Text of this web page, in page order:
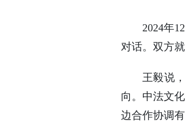
2024年
对话。双方
王毅说
向。中法文
边合作协调